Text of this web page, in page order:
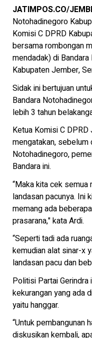
JATIMPOS.CO/
Notohadinegoro
Komisi C DPRD
bersama rombongan
mendadak) di
Kabupaten Jember,
Sidak ini bertujuan
Bandara
lebih 3 tahun
Ketua Komisi C
mengatakan, sebelum
Notohadinegoro,
Bandara ini.
“Maka kita cek semua
landasan pacunya. Ini
memang ada
prasarana," kata Ardi.
“Seperti tadi ada
kemudian alat sinar-x
landasan pacu dan
Politisi Partai
kekurangan yang ada
yaitu hanggar.
“Untuk pembangunan
diskusikan kembali,